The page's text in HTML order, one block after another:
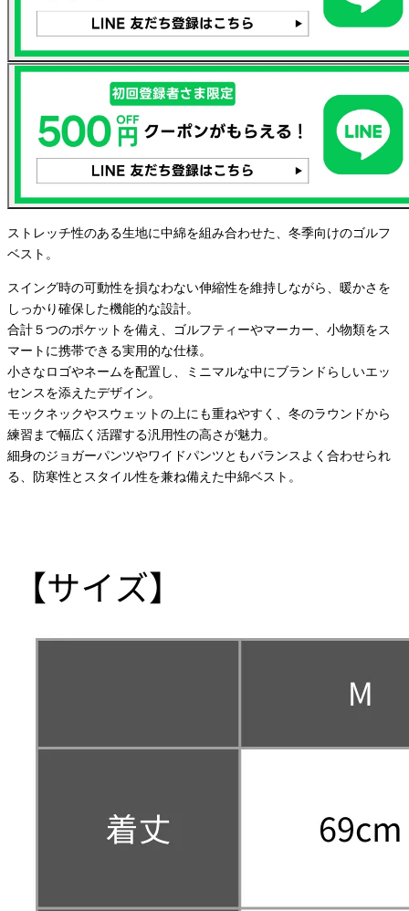
ストレッチ性のある生地に中綿を組み合わせた、冬季向けのゴルフ
ベスト。
スイング時の可動性を損なわない伸縮性を維持しながら、暖かさを
しっかり確保した機能的な設計。
合計５つのポケットを備え、ゴルフティーやマーカー、小物類をス
マートに携帯できる実用的な仕様。
小さなロゴやネームを配置し、ミニマルな中にブランドらしいエッ
センスを添えたデザイン。
モックネックやスウェットの上にも重ねやすく、冬のラウンドから
練習まで幅広く活躍する汎用性の高さが魅力。
細身のジョガーパンツやワイドパンツともバランスよく合わせられ
る、防寒性とスタイル性を兼ね備えた中綿ベスト。